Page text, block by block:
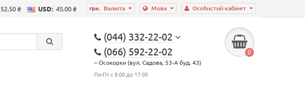
Особистий кабінет
Мова
грн. Валюта
52.50 ₴ USD: 45.00 ₴
(044) 332-22-02
(066) 592-22-02
– Осокорки (вул. Садова, 53-А буд. 43)
Пн-Пт с 8:00 до 17:00
0